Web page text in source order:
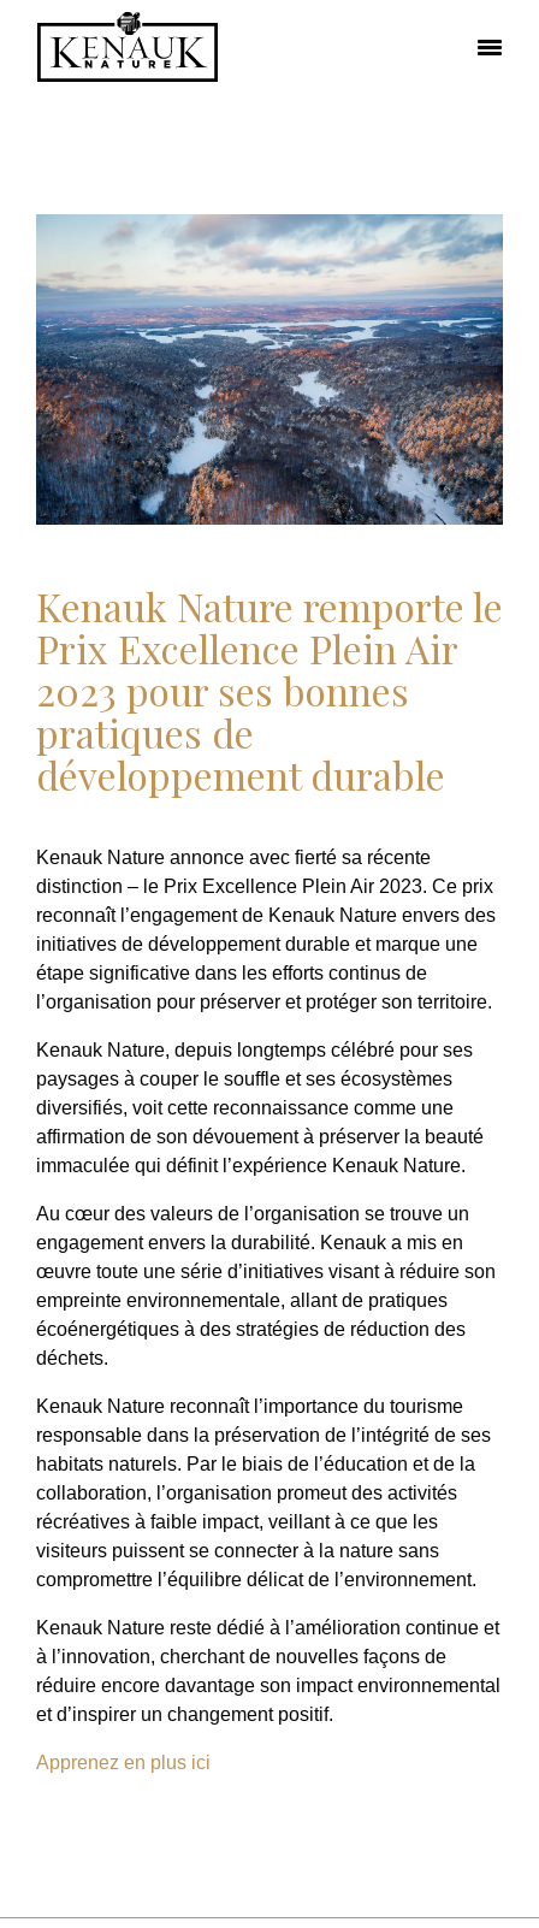
Kenauk Nature remporte le
Prix Excellence Plein Air
2023 pour ses bonnes
pratiques de
développement durable
Kenauk Nature annonce avec fierté sa récente
distinction – le Prix Excellence Plein Air 2023. Ce prix
reconnaît l’engagement de Kenauk Nature envers des
initiatives de développement durable et marque une
étape significative dans les efforts continus de
l’organisation pour préserver et protéger son territoire.
Kenauk Nature, depuis longtemps célébré pour ses
paysages à couper le souffle et ses écosystèmes
diversifiés, voit cette reconnaissance comme une
affirmation de son dévouement à préserver la beauté
immaculée qui définit l’expérience Kenauk Nature.
Au cœur des valeurs de l’organisation se trouve un
engagement envers la durabilité. Kenauk a mis en
œuvre toute une série d’initiatives visant à réduire son
empreinte environnementale, allant de pratiques
écoénergétiques à des stratégies de réduction des
déchets.
Kenauk Nature reconnaît l’importance du tourisme
responsable dans la préservation de l’intégrité de ses
habitats naturels. Par le biais de l’éducation et de la
collaboration, l’organisation promeut des activités
récréatives à faible impact, veillant à ce que les
visiteurs puissent se connecter à la nature sans
compromettre l’équilibre délicat de l’environnement.
Kenauk Nature reste dédié à l’amélioration continue et
à l’innovation, cherchant de nouvelles façons de
réduire encore davantage son impact environnemental
et d’inspirer un changement positif.
Apprenez en plus ici